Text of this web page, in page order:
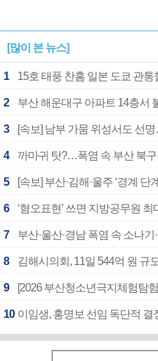
[많이 본 뉴스]
1 15호 태풍 찬홈 일본 도쿄 관
2 부산 해운대구 아파트 14층서
3 [속보] 남부 가뭄 위성서도 선
4 까마귀 탓?…폭염 속 부산 북구
5 [속보] 부산·김해·울주 ‘경계
6 ‘혐오표현’ 쓰면 지방공무원
7 부산·울산·경남 폭염 속 소나
8 김해시의회, 11일 544억 원 규
9
10 이임생, 홍명보 선임 독단적